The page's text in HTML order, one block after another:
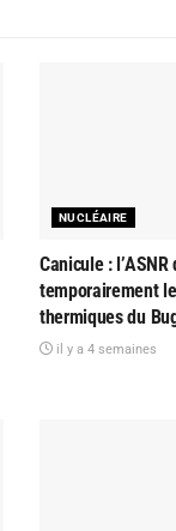
NUCLÉAIRE
Canicule : l’ASNR
temporairement
thermiques du
il y a 4 semaines